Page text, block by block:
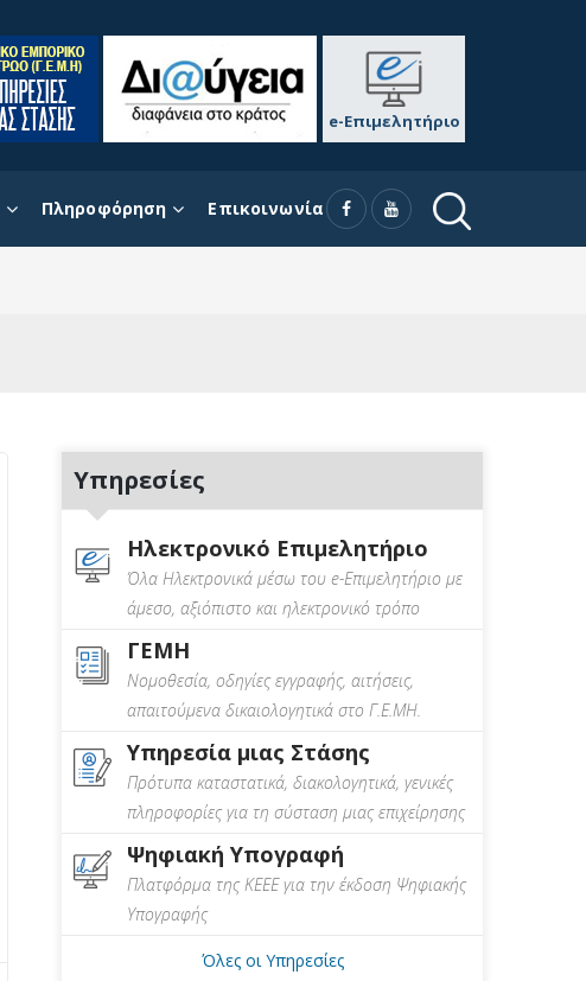
e-Επιμελητήριο
Πληροφόρηση Επικοινωνία
Υπηρεσίες
Ηλεκτρονικό Επιμελητήριο
Όλα Ηλεκτρονικά μέσω του e-Επιμελητήριο με
άμεσο, αξιόπιστο και ηλεκτρονικό τρόπο
ΓΕΜΗ
Νομοθεσία, οδηγίες εγγραφής, αιτήσεις,
απαιτούμενα δικαιολογητικά στο Γ.Ε.ΜΗ.
Υπηρεσία μιας Στάσης
Πρότυπα καταστατικά, διακολογητικά, γενικές
πληροφορίες για τη σύσταση μιας επιχείρησης
Ψηφιακή Υπογραφή
Πλατφόρμα της ΚΕΕΕ για την έκδοση Ψηφιακής
Υπογραφής
Όλες οι Υπηρεσίες